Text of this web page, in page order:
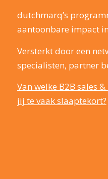
dutchmarq’s
aantoonbare impact
Versterkt door een
specialisten, partner
Van welke B2B sales
jij te vaak slaaptekort?